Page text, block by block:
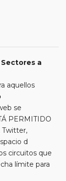
Sectores a
aquellos
se
PERMITIDO
Twitter,
d
circuitos que
límite para
los vuelos se